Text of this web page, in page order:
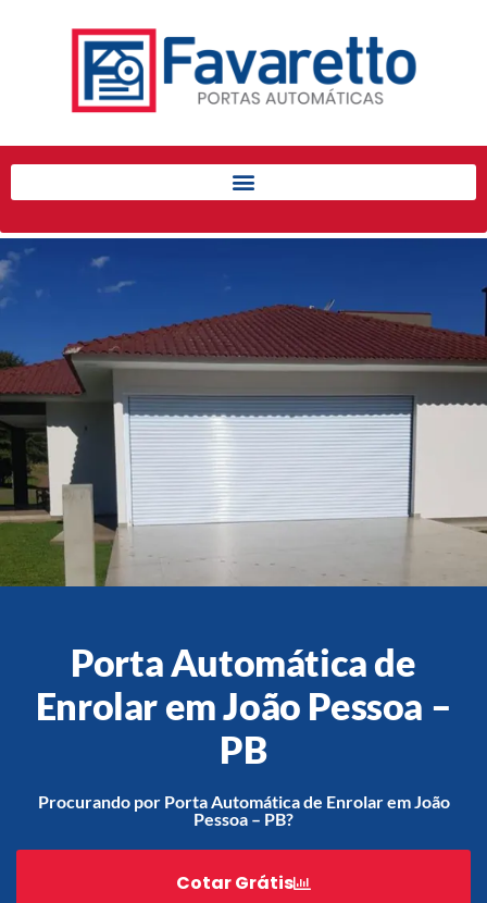
Início
Porta de Enrolar Automática
Automatizadores
Acessórios Para Portas de
Pintura eletrostática
Portfólio
Contato
Acessórios
Portão de Garagem de
Enrolar em Teresópolis – RJ
Enrolar em São Pedro da
Enrolar em São João de
Porta Automática de
Enrolar em João Pessoa –
PB
Procurando por Porta Automática de Enrolar em João
Pessoa – PB?
Cotar Grátis